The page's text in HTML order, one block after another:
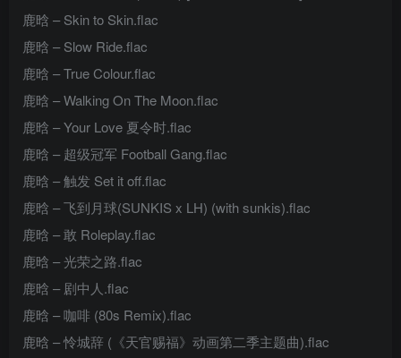
鹿晗 – Skin to Skin.flac
鹿晗 – Slow Ride.flac
鹿晗 – True Colour.flac
鹿晗 – Walking On The Moon.flac
鹿晗 – Your Love 夏令时.flac
鹿晗 – 超级冠军 Football Gang.flac
鹿晗 – 触发 Set it off.flac
鹿晗 – 飞到月球(SUNKIS x LH) (with sunkis).flac
鹿晗 – 敢 Roleplay.flac
鹿晗 – 光荣之路.flac
鹿晗 – 剧中人.flac
鹿晗 – 咖啡 (80s Remix).flac
鹿晗 – 怜城辞 (《天官赐福》动画第二季主题曲).flac